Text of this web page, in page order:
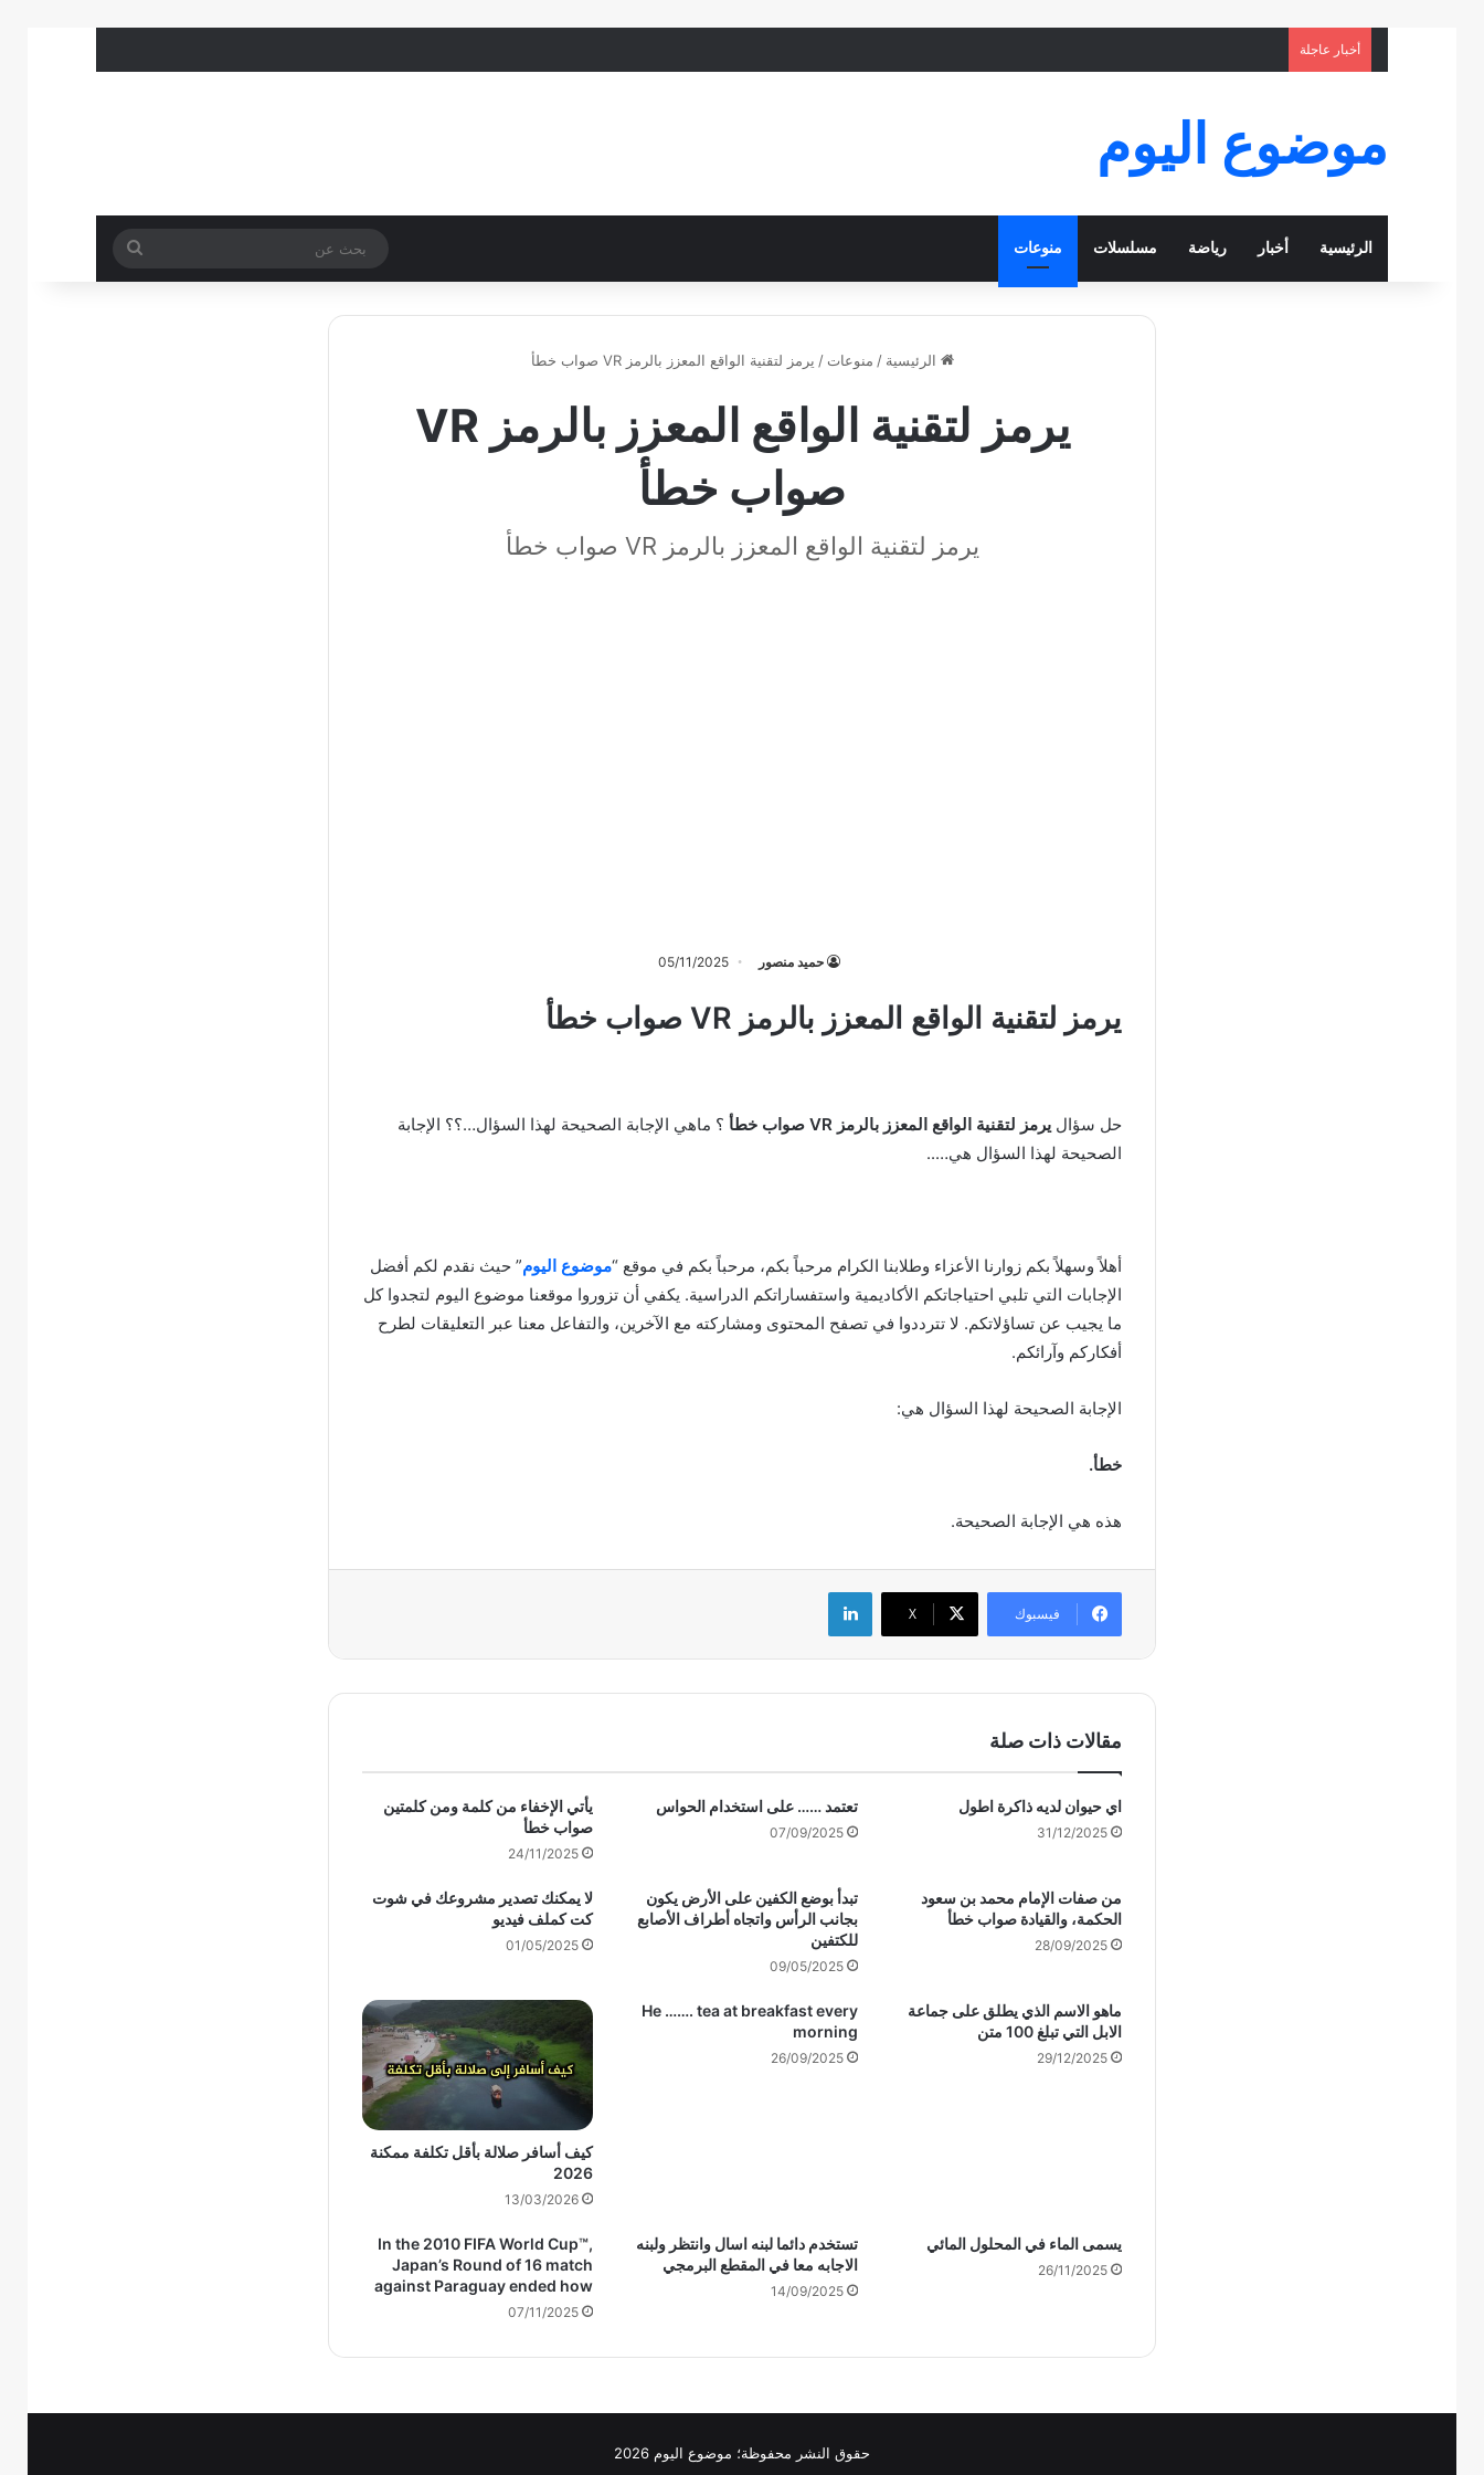
أخبار عاجلة
موضوع اليوم
الرئيسية أخبار رياضة مسلسلات منوعات
بحث
عن
الرئيسية / منوعات / يرمز لتقنية الواقع المعزز بالرمز VR صواب خطأ
يرمز لتقنية الواقع المعزز بالرمز VR
صواب خطأ
يرمز لتقنية الواقع المعزز بالرمز VR صواب خطأ
حميد منصور 05/11/2025
يرمز لتقنية الواقع المعزز بالرمز VR صواب خطأ
حل سؤال يرمز لتقنية الواقع المعزز بالرمز VR صواب خطأ
؟ ماهي الإجابة الصحيحة لهذا السؤال…؟؟ الإجابة
الصحيحة لهذا السؤال هي…..
أهلاً وسهلاً بكم زوارنا الأعزاء وطلابنا الكرام مرحباً بكم، مرحباً بكم في موقع “موضوع اليوم” حيث نقدم لكم أفضل
الإجابات التي تلبي احتياجاتكم الأكاديمية واستفساراتكم الدراسية. يكفي أن تزوروا موقعنا موضوع اليوم لتجدوا كل
ما يجيب عن تساؤلاتكم. لا تترددوا في تصفح المحتوى ومشاركته مع الآخرين، والتفاعل معنا عبر التعليقات لطرح
أفكاركم وآرائكم.
الإجابة الصحيحة لهذا السؤال هي:
خطأ.
هذه هي الإجابة الصحيحة.
فيسبوك ‫X
لينكدإن
مقالات ذات صلة
اي حيوان لديه ذاكرة اطول
31/12/2025
تعتمد …… على استخدام الحواس
07/09/2025
يأتي الإخفاء من كلمة ومن كلمتين
صواب خطأ
24/11/2025
من صفات الإمام محمد بن سعود
الحكمة، والقيادة صواب خطأ
28/09/2025
تبدأ بوضع الكفين على الأرض يكون
بجانب الرأس واتجاه أطراف الأصابع
للكتفين
09/05/2025
لا يمكنك تصدير مشروعك في شوت
كت كملف فيديو
01/05/2025
ماهو الاسم الذي يطلق على جماعة
الابل التي تبلغ 100 متن
29/12/2025
He ……. tea at breakfast every
morning
26/09/2025
كيف أسافر صلالة بأقل تكلفة ممكنة
2026
13/03/2026
يسمى الماء في المحلول المائي
26/11/2025
تستخدم دائما لبنه اسال وانتظر ولبنه
الاجابه معا في المقطع البرمجي
14/09/2025
In the 2010 FIFA World Cup™,
Japan’s Round of 16 match
against Paraguay ended how
07/11/2025
حقوق النشر محفوظة؛ موضوع اليوم 2026